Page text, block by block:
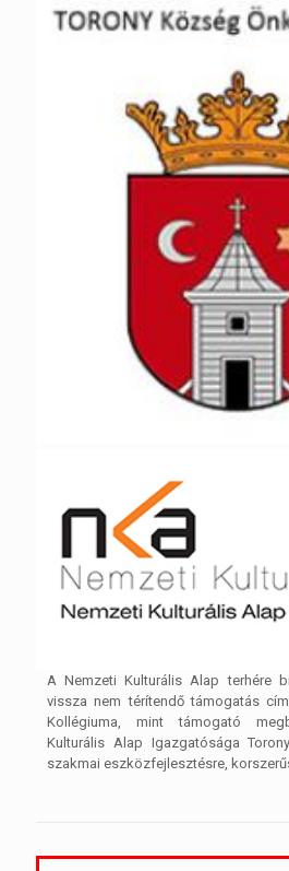
A Nemzeti Kulturális Alap terhére
vissza nem térítendő támogatás
Kollégiuma, mint támogató
Kulturális Alap Igazgatósága
szakmai eszközfejlesztésre,